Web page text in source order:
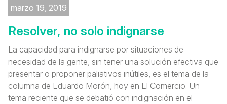
marzo 19, 2019
Resolver, no solo indignarse
La capacidad para indignarse por situaciones de
necesidad de la gente, sin tener una solución efectiva que
presentar o proponer paliativos inútiles, es el tema de la
columna de Eduardo Morón, hoy en El Comercio. Un
tema reciente que se debatió con indignación en el